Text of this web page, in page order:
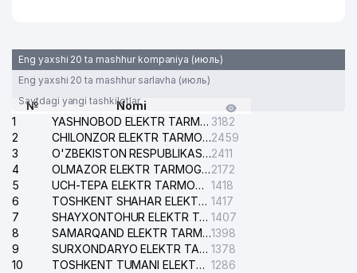
Eng yaxshi 20 ta mashhur kompaniya (июль)
Eng yaxshi 20 ta mashhur sarlavha (июль)
Saytdagi yangi tashkilotlar
№
Nomi
1
YASHNOBOD ELEKTR TARMOG'I NOSOZLIKLARI XIZMATI 3182
2
CHILONZOR ELEKTR TARMOG'I NOSOZLIK XIZMATI2459
3
O'ZBEKISTON RESPUBLIKASI BOSH PROKURATURASI ISHONCH TELEFONI2411
4
OLMAZOR ELEKTR TARMOG'I NOSOZLIKLARI XIZMATI2172
5
UCH-TEPA ELEKTR TARMOG'I NOSOZLIKLARI XIZMATI 1418
6
TOSHKENT SHAHAR ELEKTR TARMOQLARI KORXONASI AJ 1417
7
SHAYXONTOHUR ELEKTR TARMOG'I NOSOZLIKLARINI TUZATISH XIZMATI 1407
8
SAMARQAND ELEKTR TARMOQLARI AJ1398
9
SURXONDARYO ELEKTR TARMOQLARI AJ 1378
10
TOSHKENT TUMANI ELEKTR TARMOG'I AVARIYA XIZMATI 1286